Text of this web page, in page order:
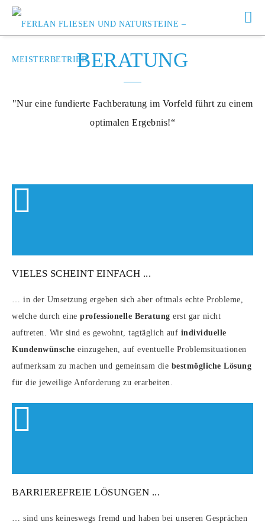
BERATUNG
"Nur eine fundierte Fachberatung im Vorfeld führt zu einem
optimalen Ergebnis!“
VIELES SCHEINT EINFACH ...
… in der Umsetzung ergeben sich aber oftmals echte Probleme,
welche durch eine professionelle Beratung erst gar nicht
auftreten. Wir sind es gewohnt, tagtäglich auf individuelle
Kundenwünsche einzugehen, auf eventuelle Problemsituationen
aufmerksam zu machen und gemeinsam die bestmögliche Lösung
für die jeweilige Anforderung zu erarbeiten.
BARRIEREFREIE LÖSUNGEN ...
… sind uns keineswegs fremd und haben bei unseren Gesprächen